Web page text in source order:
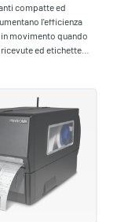
compatte ed
l'efficienza
movimento quando
ed etichette…